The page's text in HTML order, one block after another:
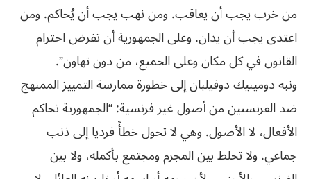
من خرب يجب أن يعاقب. ومن نهب يجب أن يُحاكم. ومن
اعتدى يجب أن يدان. وعلى الجمهورية أن تفرض احترام
القانون في كل مكان وعلى الجميع، من دون تهاون”.
ونبه دومينيك دوفيلبان إلى خطورة ممارسة التمييز الممنهج
ضد الفرنسيين من أصول غير فرنسية: “الجمهورية تحاكم
الأفعال، لا الأصول. وهي لا تحول خطأً فرديا إلى ذنب
جماعي. ولا تخلط بين المجرم ومجتمع بأكمله، ولا بين